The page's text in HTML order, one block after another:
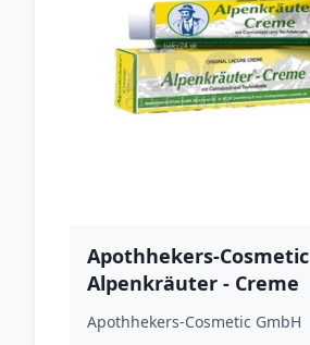
Apothhekers-Cosmetic
Alpenkräuter - Creme
Apothhekers-Cosmetic GmbH